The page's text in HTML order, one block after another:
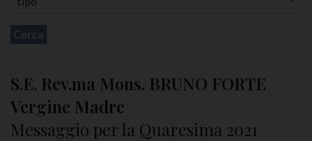
Cerca
S.E. Rev.ma Mons. BRUNO FORTE
Vergine Madre
Messaggio per la Quaresima 2021